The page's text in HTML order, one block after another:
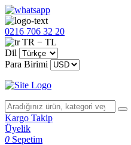
0216 706 32 20
TR − TL
Dil
Para Birimi
Kargo Takip
Üyelik
0 Sepetim